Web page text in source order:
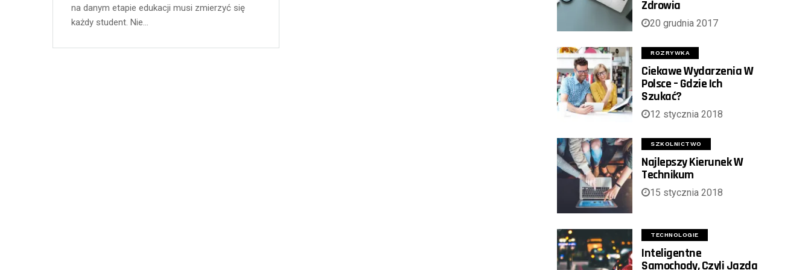
na danym etapie edukacji musi zmierzyć się
każdy student. Nie…
Zdrowia
20 grudnia 2017
ROZRYWKA
Ciekawe Wydarzenia W
Polsce – Gdzie Ich
Szukać?
12 stycznia 2018
SZKOLNICTWO
Najlepszy Kierunek W
Technikum
15 stycznia 2018
TECHNOLOGIE
Inteligentne
Samochody, Czyli Jazda